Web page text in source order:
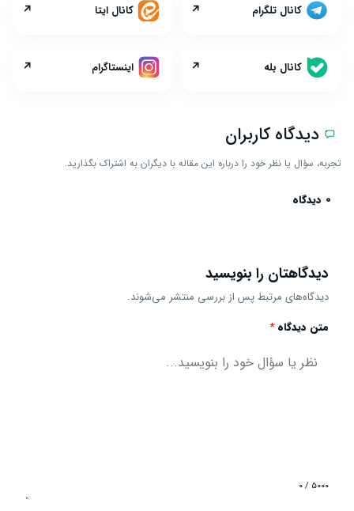
کانال تلگرام ↗ کانال ایتا ↗
کانال بله ↗ اینستاگرام ↗
دیدگاه کاربران
تجربه، سؤال یا نظر خود را درباره این مقاله با دیگران به اشتراک بگذارید.
0 دیدگاه
دیدگاهتان را بنویسید
دیدگاه‌های مرتبط پس از بررسی منتشر می‌شوند.
متن دیدگاه*
۰ / ۵۰۰۰